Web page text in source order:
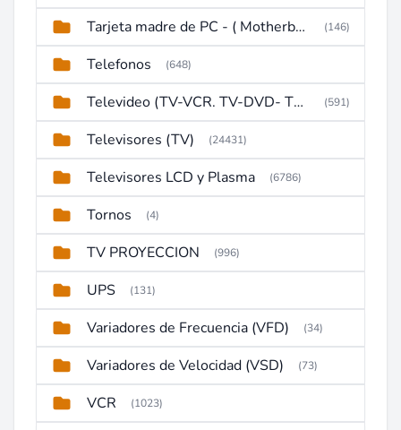
Tarjeta madre de PC - ( Motherboard ) (146)
Telefonos (648)
Televideo (TV-VCR. TV-DVD- TV-DVD-VCR) (591)
Televisores (TV) (24431)
Televisores LCD y Plasma (6786)
Tornos (4)
TV PROYECCION (996)
UPS (131)
Variadores de Frecuencia (VFD) (34)
Variadores de Velocidad (VSD) (73)
VCR (1023)